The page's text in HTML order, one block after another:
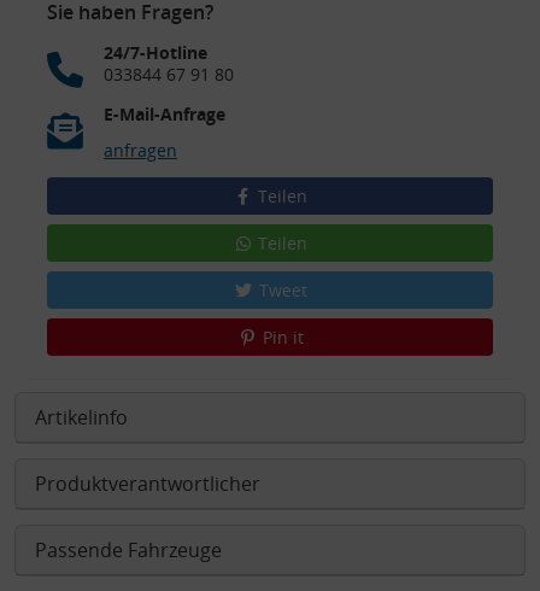
Sie haben Fragen?
24/7-Hotline
033844 67 91 80
E-Mail-Anfrage
anfragen
Teilen
Teilen
Tweet
Pin it
Artikelinfo
Produktverantwortlicher
Passende Fahrzeuge